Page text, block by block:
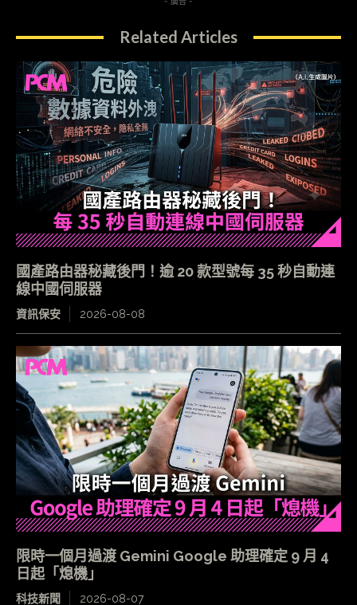
Related Articles
國產路由器秘藏後門！逾 20 款型號每 35 秒自動連
線中國伺服器
資訊保安 2026-08-08
限時一個月過渡 Gemini Google 助理確定 9 月 4
日起「熄機」
科技新聞 2026-08-07